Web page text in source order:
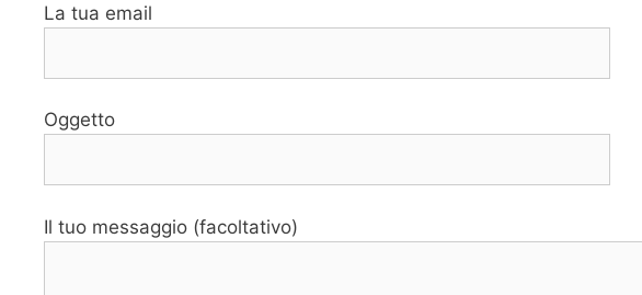
La tua email
Oggetto
Il tuo messaggio (facoltativo)